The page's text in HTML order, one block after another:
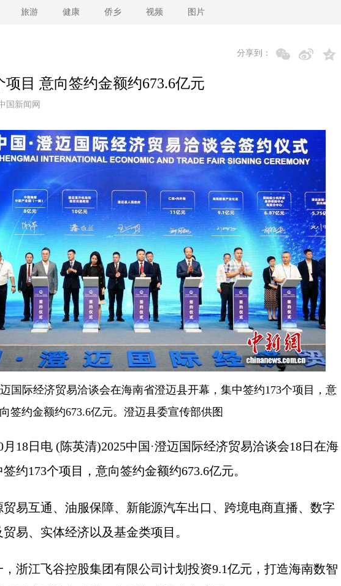
旅游 健康 侨乡 视频 图片
分享到：
项目 意向签约金额约673.6亿元
国新闻网
迈国际经济贸易洽谈会在海南省澄迈县开幕，集中签约173个项目，意
向签约金额约673.6亿元。澄迈县委宣传部供图
日电 (陈英清)2025中国·澄迈国际经济贸易洽谈会18日在海
约173个项目，意向签约金额约673.6亿元。
互通、油服保障、新能源汽车出口、跨境电商直播、数字
易、实体经济以及基金类项目。
江飞谷控股集团有限公司计划投资9.1亿元，打造海南数智